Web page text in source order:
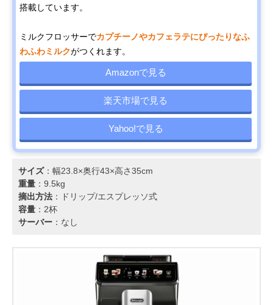
搭載しています。
ミルクフロッサーでカプチーノやカフェラテにぴったりなふ
わふわミルクがつくれます。
Amazonで見る
楽天市場で見る
Yahoo!で見る
サイズ：幅23.8×奥行43×高さ35cm
重量 ：9.5kg
摘出方法 ：ドリップ/エスプレッソ式
容量 ：2杯
サーバー ：なし